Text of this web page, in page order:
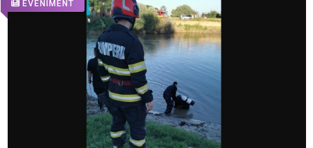
EVENIMENT